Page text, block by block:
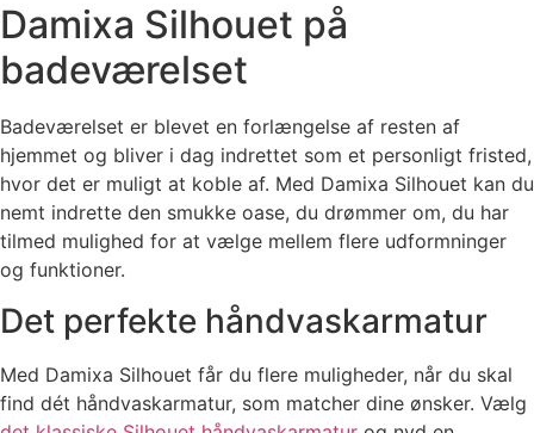
Damixa Silhouet på
badeværelset
Badeværelset er blevet en forlængelse af resten af
hjemmet og bliver i dag indrettet som et personligt fristed,
hvor det er muligt at koble af. Med Damixa Silhouet kan du
nemt indrette den smukke oase, du drømmer om, du har
tilmed mulighed for at vælge mellem flere udformninger
og funktioner.
Det perfekte håndvaskarmatur
Med Damixa Silhouet får du flere muligheder, når du skal
find dét håndvaskarmatur, som matcher dine ønsker. Vælg